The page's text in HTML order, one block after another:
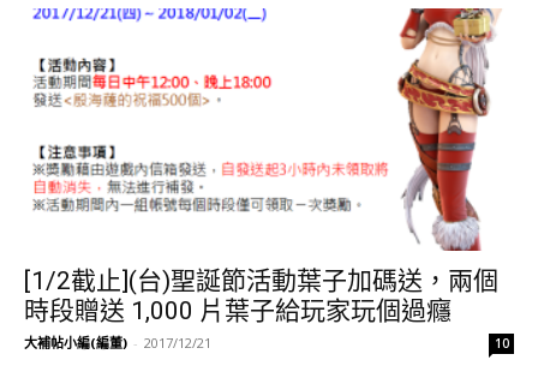
[1/2截止](台)聖誕節活動葉子加碼送，兩個
時段贈送 1,000 片葉子給玩家玩個過癮
大補帖小編(編董) - 2017/12/21 10